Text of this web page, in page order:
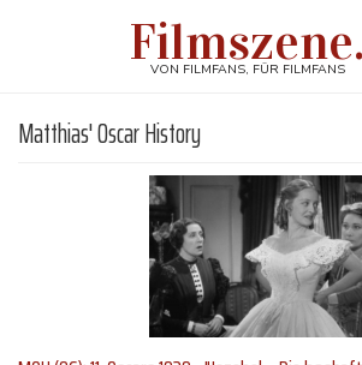
Filmszene.
VON FILMFANS, FÜR FILMFANS
Matthias' Oscar History